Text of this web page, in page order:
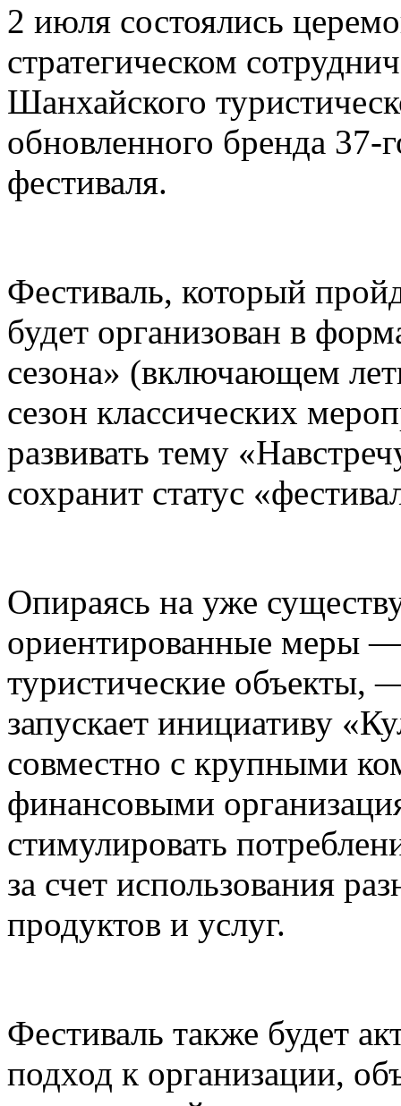
2 июля состоялись
стратегическом
Шанхайского
обновленного бренда 37-
фестиваля.
Фестиваль, который
будет организован в
сезона» (включающем
сезон классических
развивать тему
сохранит статус
Опираясь на уже
ориентированные меры
туристические объекты,
запускает инициативу
совместно с крупными
финансовыми
стимулировать
за счет использования
продуктов и услуг.
Фестиваль также будет
подход к организации,